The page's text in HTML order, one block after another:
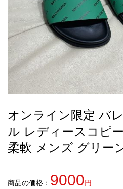
最
品
お
す
す
め
商
オンライン限定 バ
ル レディースコピ
柔軟 メンズ グリー
商品の価格： 9000円